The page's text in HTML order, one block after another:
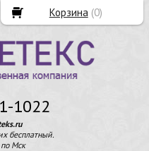
1022
бесплатный.
Мск
Корзина(0)